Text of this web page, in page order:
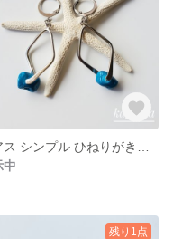
中
残り1点